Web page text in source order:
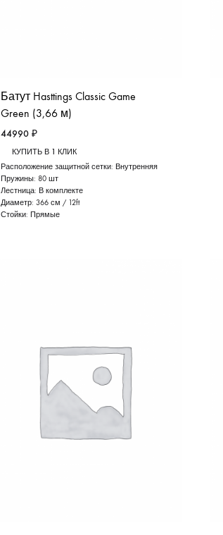
Батут Hasttings Classic Game
Green (3,66 м)
44990₽
КУПИТЬ В 1 КЛИК
Расположение защитной сетки: Внутренняя
Пружины: 80 шт
Лестница: В комплекте
Диаметр:366 см / 12ft
Стойки:Прямые